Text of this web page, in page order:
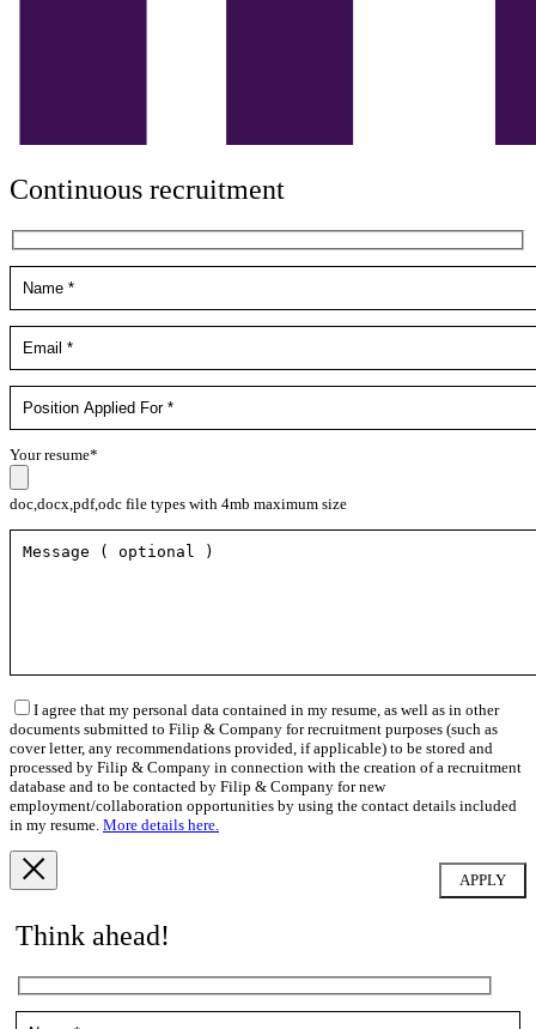
Continuous recruitment
Your resume*
doc,docx,pdf,odc file types with 4mb maximum size
I agree that my personal data contained in my resume, as well as in other
documents submitted to Filip & Company for recruitment purposes (such as
cover letter, any recommendations provided, if applicable) to be stored and
processed by Filip & Company in connection with the creation of a recruitment
database and to be contacted by Filip & Company for new
employment/collaboration opportunities by using the contact details included
in my resume. More details here.
Think ahead!